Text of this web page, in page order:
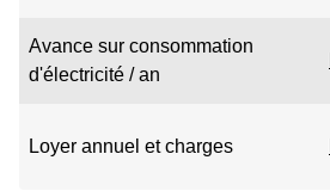
Avance sur consommation
d'électricité / an
Loyer annuel et charges